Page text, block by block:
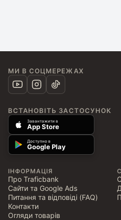
МИ В СОЦМЕРЕЖАХ
ВСТАНОВІТЬ ЗАСТОСУНОК
Завантажити в
App Store
Доступно в
Google Play
ІНФОРМАЦІЯ
Про Traficbank
Сайти та Google Ads
Питання та відповіді (FAQ)
Контакти
Огляди товарів